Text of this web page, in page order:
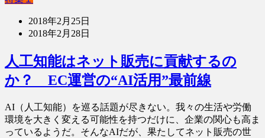
2018年2月25日
2018年2月28日
人工知能はネット販売に貢献するの
か？ EC運営の“AI活用”最前線
AI（人工知能）を巡る話題が尽きない。我々の生活や労働
環境を大きく変える可能性を持つだけに、企業の関心も高ま
っているようだ。そんなAIだが、果たしてネット販売の世